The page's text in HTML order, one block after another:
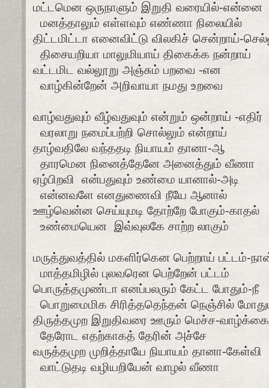
மட்டமென ஒருநாளும் இறுதி வரையில்-என்னை
மனத்தாலும் எள்ளவும் எண்ணா நிலையில்
திட்டமிட்டா எனைவிட்டு விலகிச் சென்றாய்-
திசையறியா மாலுமியாய் திகைக்க நன்றாய்
வட்டமிட வல்லூறு அஞ்சும் பறவை -என
வாழ்கின்றேன் அறிவாயா நமது உறவை
வாழ்வதுவும் வீழ்வதுவும் என்றும் ஒன்றாய் -எதிர்
வரலாறு நமைப்பற்றி சொல்லும் என்றாய்
தாழ்வதிலே வந்ததடி நியாயம் தானா-ஆ
தாரமென நினைத்தேனே அனைத்தும் வீணா
ஏழ்பிறவி என்பதுவும் உண்மை யானால்-அடி
என்னவளே எனதுணைவி நீயே ஆனால்
ஊழ்வென்ன செய்யுமடி தோற்றே போகும்-காதல்
உண்மையென இவ்வுலகே சாற்ற லாகும்
மருத்துவத்தில் மகளிர்கென பெற்றாய் பட்டம்-
மாத்தமிழில் புலவரென பெற்றேன் பட்டம்
பொருத்தமுண்டா எனப்பலரும் கேட்ட போதும்-நீ
பொறுமைமிக சிரித்ததெந்தன் நெஞ்சில்
திருத்தமுற இறுதிவரை ஊரும் மெச்ச-
தேரோட எதற்காகத் தேரின் அச்சே
வருத்தமுற முறித்தாயே நியாயம் தானா-கேள்வி
வாட்டுதடி வழியறியேன் வாழல் வீணா